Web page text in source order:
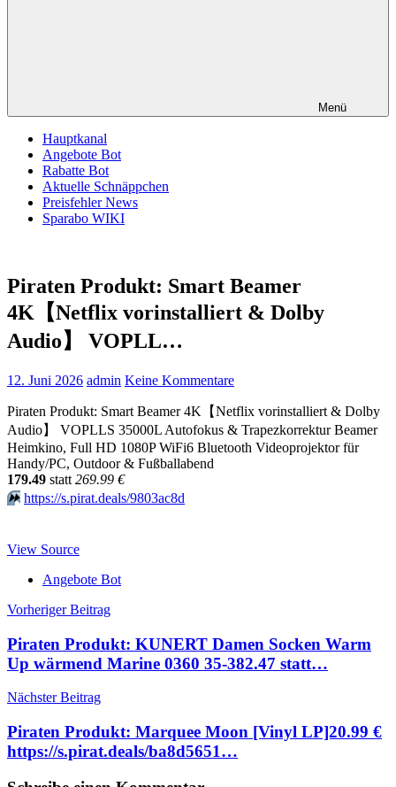
Menü
Hauptkanal
Angebote Bot
Rabatte Bot
Aktuelle Schnäppchen
Preisfehler News
Sparabo WIKI
Piraten Produkt: Smart Beamer
4K【Netflix vorinstalliert & Dolby
Audio】 VOPLL…
12. Juni 2026 admin Keine Kommentare
Piraten Produkt: Smart Beamer 4K【Netflix vorinstalliert & Dolby
Audio】 VOPLLS 35000L Autofokus & Trapezkorrektur Beamer
Heimkino, Full HD 1080P WiFi6 Bluetooth Videoprojektor für
Handy/PC, Outdoor & Fußballabend
179.49 statt 269.99 €
⏩️ https://s.pirat.deals/9803ac8d
View Source
Angebote Bot
Beitragsnavigation
Vorheriger Beitrag
Piraten Produkt: KUNERT Damen Socken Warm
Up wärmend Marine 0360 35-382.47 statt…
Nächster Beitrag
Piraten Produkt: Marquee Moon [Vinyl LP]20.99 €
https://s.pirat.deals/ba8d5651…